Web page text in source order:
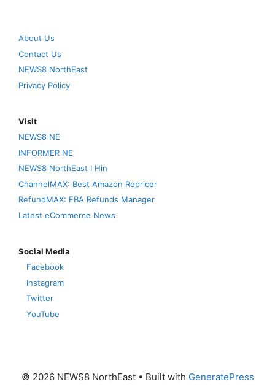
About Us
Contact Us
NEWS8 NorthEast
Privacy Policy
Visit
NEWS8 NE
INFORMER NE
NEWS8 NorthEast I Hin
ChannelMAX: Best Amazon Repricer
RefundMAX: FBA Refunds Manager
Latest eCommerce News
Social Media
Facebook
Instagram
Twitter
YouTube
© 2026 NEWS8 NorthEast• Built with GeneratePress